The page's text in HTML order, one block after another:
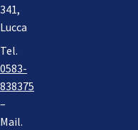
341,
Lucca
Tel.
0583-
838375
–
Mail.